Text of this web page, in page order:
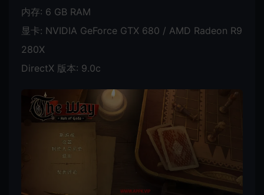
内存: 6 GB RAM
显卡: NVIDIA GeForce GTX 680 / AMD Radeon R9
280X
DirectX 版本: 9.0c